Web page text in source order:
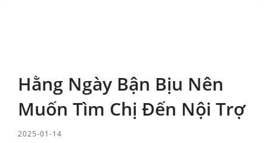
Hằng Ngày Bận Bịu Nên
Muốn Tìm Chị Đến Nội Trợ
2025-01-14